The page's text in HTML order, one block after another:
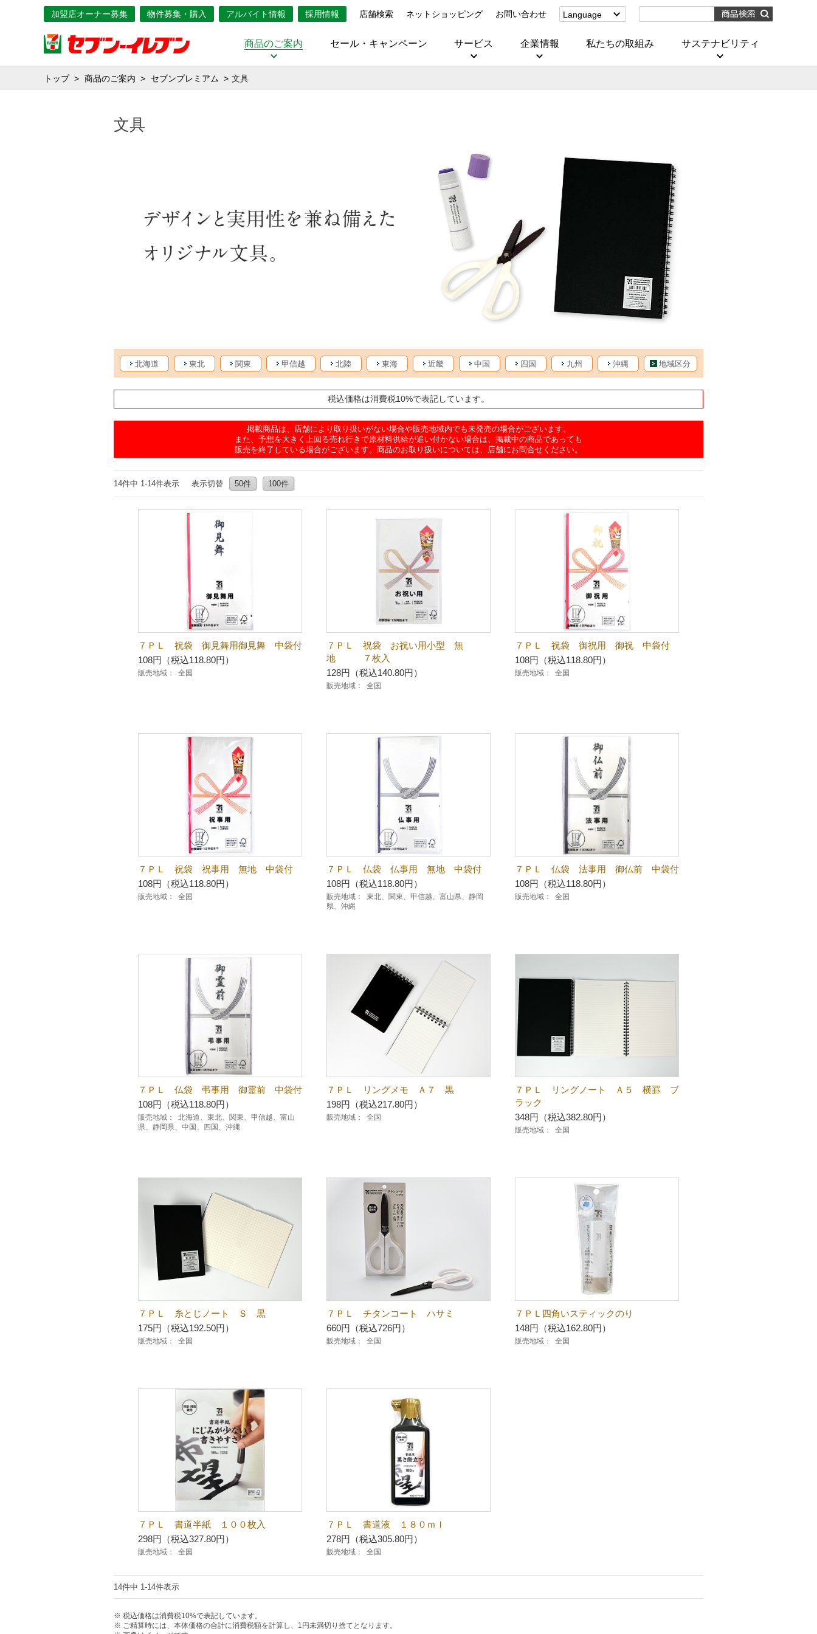
加盟店オーナー募集 物件募集・購入 アルバイト情報 採用情報 店舗検索 ネットショッピング お問い合わせ
Language
(Corporate)
商品のご案内 セール・キャンペーン サービス 企業情報 私たちの取組み サステナビリティ
トップ 商品のご案内 セブンプレミアム 文具
文具
北海道 東北 関東 甲信越 北陸 東海 近畿 中国 四国 九州 沖縄 地域区分
税込価格は消費税10%で表記しています。
掲載商品は、店舗により取り扱いがない場合や販売地域内でも未発売の場合がございます。
また、予想を大きく上回る売れ行きで原材料供給が追い付かない場合は、掲載中の商品であっても
販売を終了している場合がございます。商品のお取り扱いについては、店舗にお問合せください。
14件中 1-14件表示 表示切替 50件 100件
７ＰＬ 祝袋 御見舞用御見舞 中袋付
108円（税込118.80円）
販売地域： 全国
７ＰＬ 祝袋 お祝い用小型 無
地 ７枚入
128円（税込140.80円）
販売地域： 全国
７ＰＬ 祝袋 御祝用 御祝 中袋付
108円（税込118.80円）
販売地域： 全国
７ＰＬ 祝袋 祝事用 無地 中袋付
108円（税込118.80円）
販売地域： 全国
７ＰＬ 仏袋 仏事用 無地 中袋付
108円（税込118.80円）
販売地域：
東北、関東、甲信越、富山県、静岡
県、沖縄
７ＰＬ 仏袋 法事用 御仏前 中袋付
108円（税込118.80円）
販売地域： 全国
７ＰＬ 仏袋 弔事用 御霊前 中袋付
108円（税込118.80円）
販売地域：
北海道、東北、関東、甲信越、富山
県、静岡県、中国、四国、沖縄
７ＰＬ リングメモ Ａ７ 黒
198円（税込217.80円）
販売地域： 全国
７ＰＬ リングノート Ａ５ 横罫 ブ
ラック
348円（税込382.80円）
販売地域： 全国
７ＰＬ 糸とじノート Ｓ 黒
175円（税込192.50円）
販売地域： 全国
７ＰＬ チタンコート ハサミ
660円（税込726円）
販売地域： 全国
７ＰＬ四角いスティックのり
148円（税込162.80円）
販売地域： 全国
７ＰＬ 書道半紙 １００枚入
298円（税込327.80円）
販売地域： 全国
７ＰＬ 書道液 １８０ｍｌ
278円（税込305.80円）
販売地域： 全国
14件中 1-14件表示
税込価格は消費税10%で表記しています。
ご精算時には、本体価格の合計に消費税額を計算し、1円未満切り捨てとなります。